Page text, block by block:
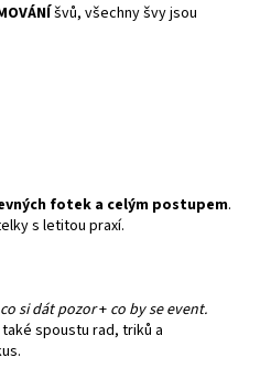
švů, všechny švy jsou
fotek a celým postupem.
s letitou praxí.
si dát pozor+ co by se event.
spoustu rad, triků a